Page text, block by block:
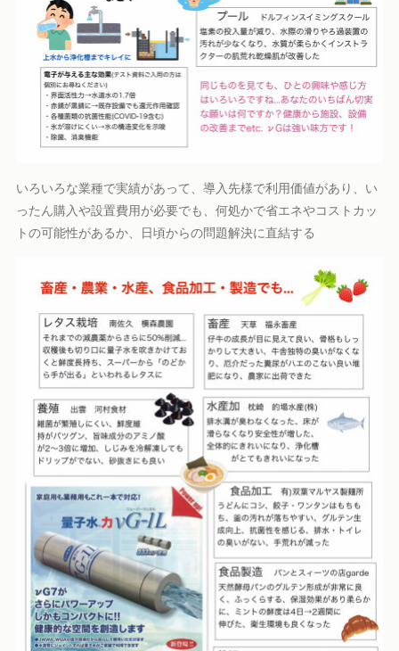
いろいろな業種で実績があって、導入先様で利用価値があり、い
ったん購入や設置費用が必要でも、何処かで省エネやコストカッ
トの可能性があるか、日頃からの問題解決に直結する